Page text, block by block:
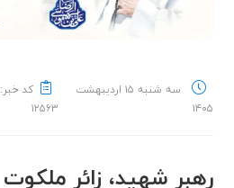
سه شنبه ۱۵ اردیبهشت
۱۴۰۵
کد خبر:
۱۲۵۶۳
رهبر شهید، زائر ملکوت